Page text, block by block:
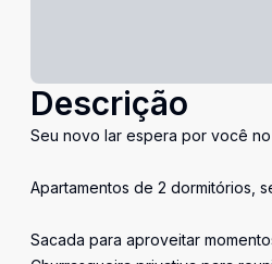
Descrição
Seu novo lar espera por você no
Apartamentos de 2 dormitórios,
Sacada para aproveitar